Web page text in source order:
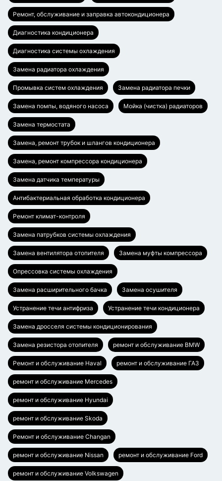
Ремонт, обслуживание и заправка автокондиционера
Диагностика кондиционера
Диагностика системы охлаждения
Замена радиатора охлаждения
Промывка систем охлаждения Замена радиатора печки
Замена помпы, водяного насоса Мойка (чистка) радиаторов
Замена термостата
Замена, ремонт трубок и шлангов кондиционера
Замена, ремонт компрессора кондиционера
Замена датчика температуры
Антибактериальная обработка кондиционера
Ремонт климат-контроля
Замена патрубков системы охлаждения
Замена вентилятора отопителя Замена муфты компрессора
Опрессовка системы охлаждения
Замена расширительного бачка Замена осушителя
Устранение течи антифриза Устранение течи кондиционера
Замена дросселя системы кондиционирования
Замена резистора отопителя ремонт и обслуживание BMW
Ремонт и обслуживание Haval ремонт и обслуживание ГАЗ
ремонт и обслуживание Mercedes
ремонт и обслуживание Hyundai
ремонт и обслуживание Skoda
Ремонт и обслуживание Changan
ремонт и обслуживание Nissan ремонт и обслуживание Ford
ремонт и обслуживание Volkswagen